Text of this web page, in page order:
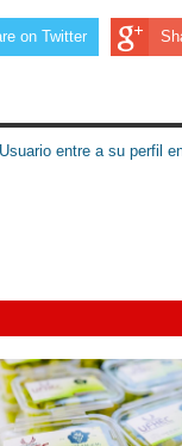
on Twitter
entre a su perfil